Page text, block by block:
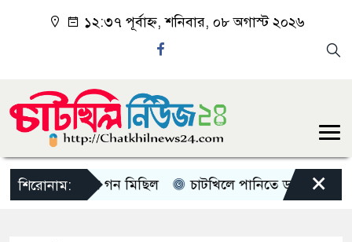
১২:৩৭ পূর্বাহ্ন, শনিবার, ০৮ অগাস্ট ২০২৬
শিরোনাম:
জামাতের গন মিছিল চাটখিলে পানিতে ডুবে শিশুর মৃত্যু
×